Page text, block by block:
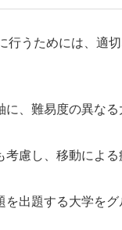
行うためには、適
に、難易度の異なる
考慮し、移動による
を出題する大学を